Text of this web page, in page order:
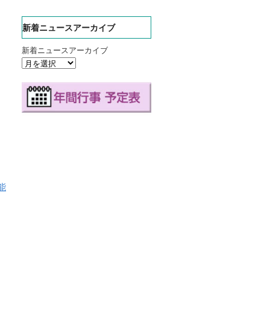
新着ニュースアーカイブ
新着ニュースアーカイブ